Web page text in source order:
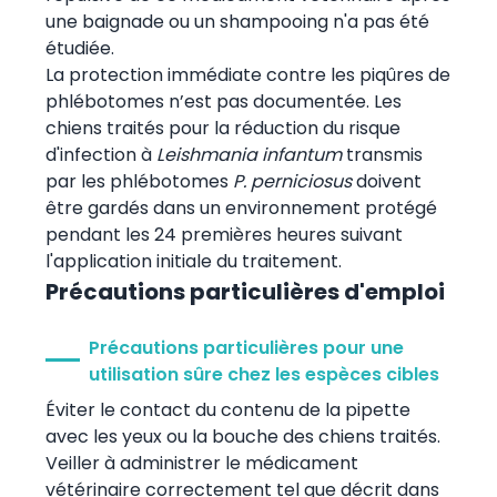
une baignade ou un shampooing n'a pas été
étudiée.
La protection immédiate contre les piqûres de
phlébotomes n’est pas documentée. Les
chiens traités pour la réduction du risque
d'infection à Leishmania infantumtransmis
par les phlébotomes P. perniciosusdoivent
être gardés dans un environnement protégé
pendant les 24 premières heures suivant
l'application initiale du traitement.
Précautions particulières d'emploi
Précautions particulières pour une
utilisation sûre chez les espèces cibles
Éviter le contact du contenu de la pipette
avec les yeux ou la bouche des chiens traités.
Veiller à administrer le médicament
vétérinaire correctement tel que décrit dans